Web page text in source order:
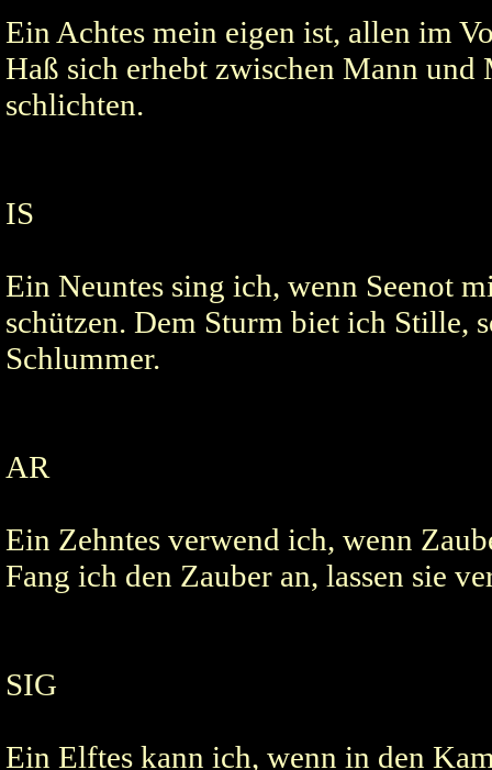
Ein Achtes mein eigen ist, allen im
Haß sich erhebt zwischen Mann
schlichten.
IS
Ein Neuntes sing ich, wenn Seenot
schützen. Dem Sturm biet ich Stille,
Schlummer.
AR
Ein Zehntes verwend ich, wenn
Fang ich den Zauber an, lassen sie
SIG
Ein Elftes kann ich, wenn in den